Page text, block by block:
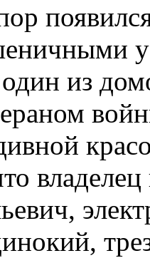
из